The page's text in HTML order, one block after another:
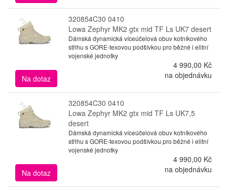
320854C30 0410
Lowa Zephyr MK2 gtx mid TF Ls UK7 desert
Dámská dynamická víceúčelová obuv kotníkového
střihu s GORE-texovou podšívkou pro běžné i elitní
vojenské jednotky
4 990,00 Kč
Na dotaz
na objednávku
320854C30 0410
Lowa Zephyr MK2 gtx mid TF Ls UK7,5
desert
Dámská dynamická víceúčelová obuv kotníkového
střihu s GORE-texovou podšívkou pro běžné i elitní
vojenské jednotky
4 990,00 Kč
Na dotaz
na objednávku